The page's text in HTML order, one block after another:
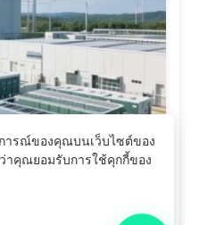
ารณ์ของคุณบนเว็บไซต์ของ
าคุณยอมรับการใช้คุกกี้ของ